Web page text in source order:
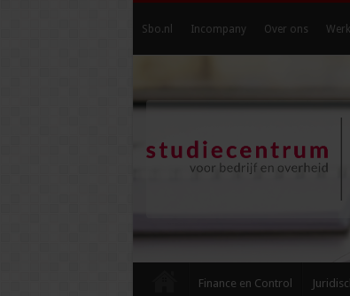
Sbo.nl Incompany Over ons
Finance en Control